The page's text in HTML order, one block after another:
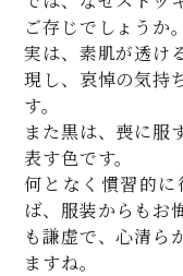
ご存じでしょうか。
実は、素肌が透け
現し、哀悼の気持
す。
また黒は、喪に服
表す色です。
何となく慣習的
ば、服装からもお
も謙虚で、心清ら
ますね。